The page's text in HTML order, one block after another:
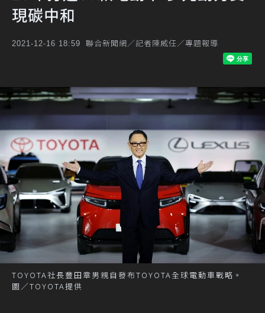
現碳中和
2021-12-16 18:59 聯合新聞網／記者陳威任／專題報導
TOYOTA社長豐田章男親自發布TOYOTA全球電動車戰略。
圖／TOYOTA提供